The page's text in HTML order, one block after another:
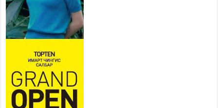
311 алба хаагч, 119 техник хэрэгсэлтэй ажиллаж
үер усны аюул, болзошгүй эрсдэлээс сэргийлж
байна
2026 оны 7 сар 20 / 9 цаг 05 минут
Аяллаа зөв төлөвлөхийг иргэдэд зөвлөж байна
2026 оны 7 сар 16 / 11 цаг 50 минут
Үер усны болзошгүй аюулаас сэргийлж,
холбогдох байгууллагууд өндөржүүлсэн бэлэн
байдалд ажиллаж байна
2026 оны 7 сар 15 / 13 цаг 06 минут